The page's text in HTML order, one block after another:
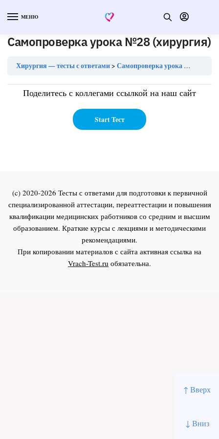
↑ Вверх
↓ Вниз
МЕНЮ
Самопроверка урока №28 (хирургия)
Хирургия — тесты с ответами Самопроверка урока №28 (хирургия)
Поделитесь с коллегами ссылкой на наш сайт
(c) 2020-2026 Тесты с ответами для подготовки к первичной
специализированной аттестации, переаттестации и повышения
квалификации медицинских работников со средним и высшим
образованием. Краткие курсы с лекциями и методическими
рекомендациями.
При копировании материалов с сайта активная ссылка на
Vrach-Test.ru обязательна.